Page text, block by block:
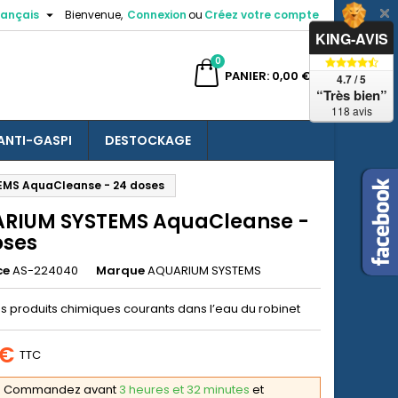
Bienvenue, Connexionou Créez votre compte

PANIER
0
0,00 €
GASPI DESTOCKAGE
AquaCleanse - 24 doses
SYSTEMS AquaCleanse -
AS-224040 MarqueAQUARIUM SYSTEMS
produits chimiques courants dans l’eau du robinet
TTC
Commandez avant 3 heures et 32 minutes et
KING-AVIS
4.7 / 5
“Très bien”
118 avis